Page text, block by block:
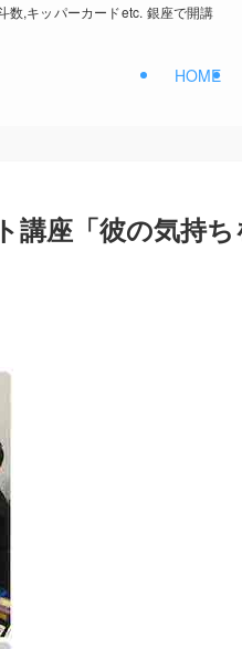
数,キッパーカードetc. 銀座で開講
HOME
講座「彼の気持